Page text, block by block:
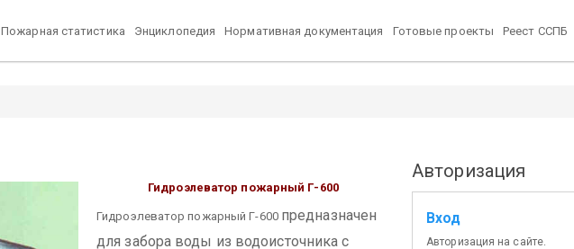
Пожарная статистика Энциклопедия Нормативная документация Готовые проекты Реест ССПБ
Гидроэлеватор пожарный Г-600
Гидроэлеватор пожарный Г-600 предназначен
для забора воды из водоисточника с
Авторизация
Вход
Авторизация на сайте.